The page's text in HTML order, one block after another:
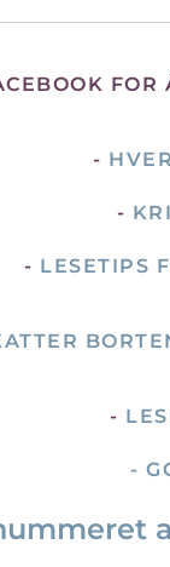
-
-
- LESETIPS
-
-